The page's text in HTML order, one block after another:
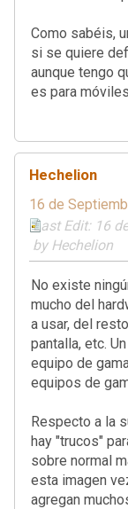
Como sabéis,
si se quiere
aunque tengo
es para
Hechelion
16 de
Last Edit: 16
by Hechelion
No existe
mucho del
a usar, del
pantalla, etc.
equipo de
equipos de
Respecto a la
hay "trucos"
sobre normal
esta imagen
agregan